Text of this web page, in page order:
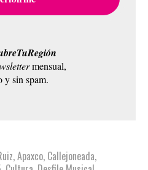
mensual,
y sin spam.
,Apaxco, Callejoneada,